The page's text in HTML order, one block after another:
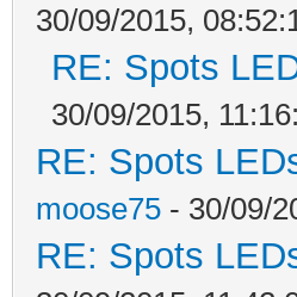
30/09/2015,
RE: Spots
30/09/2015,
RE: Spots
moose75 - 30/09/
RE: Spots